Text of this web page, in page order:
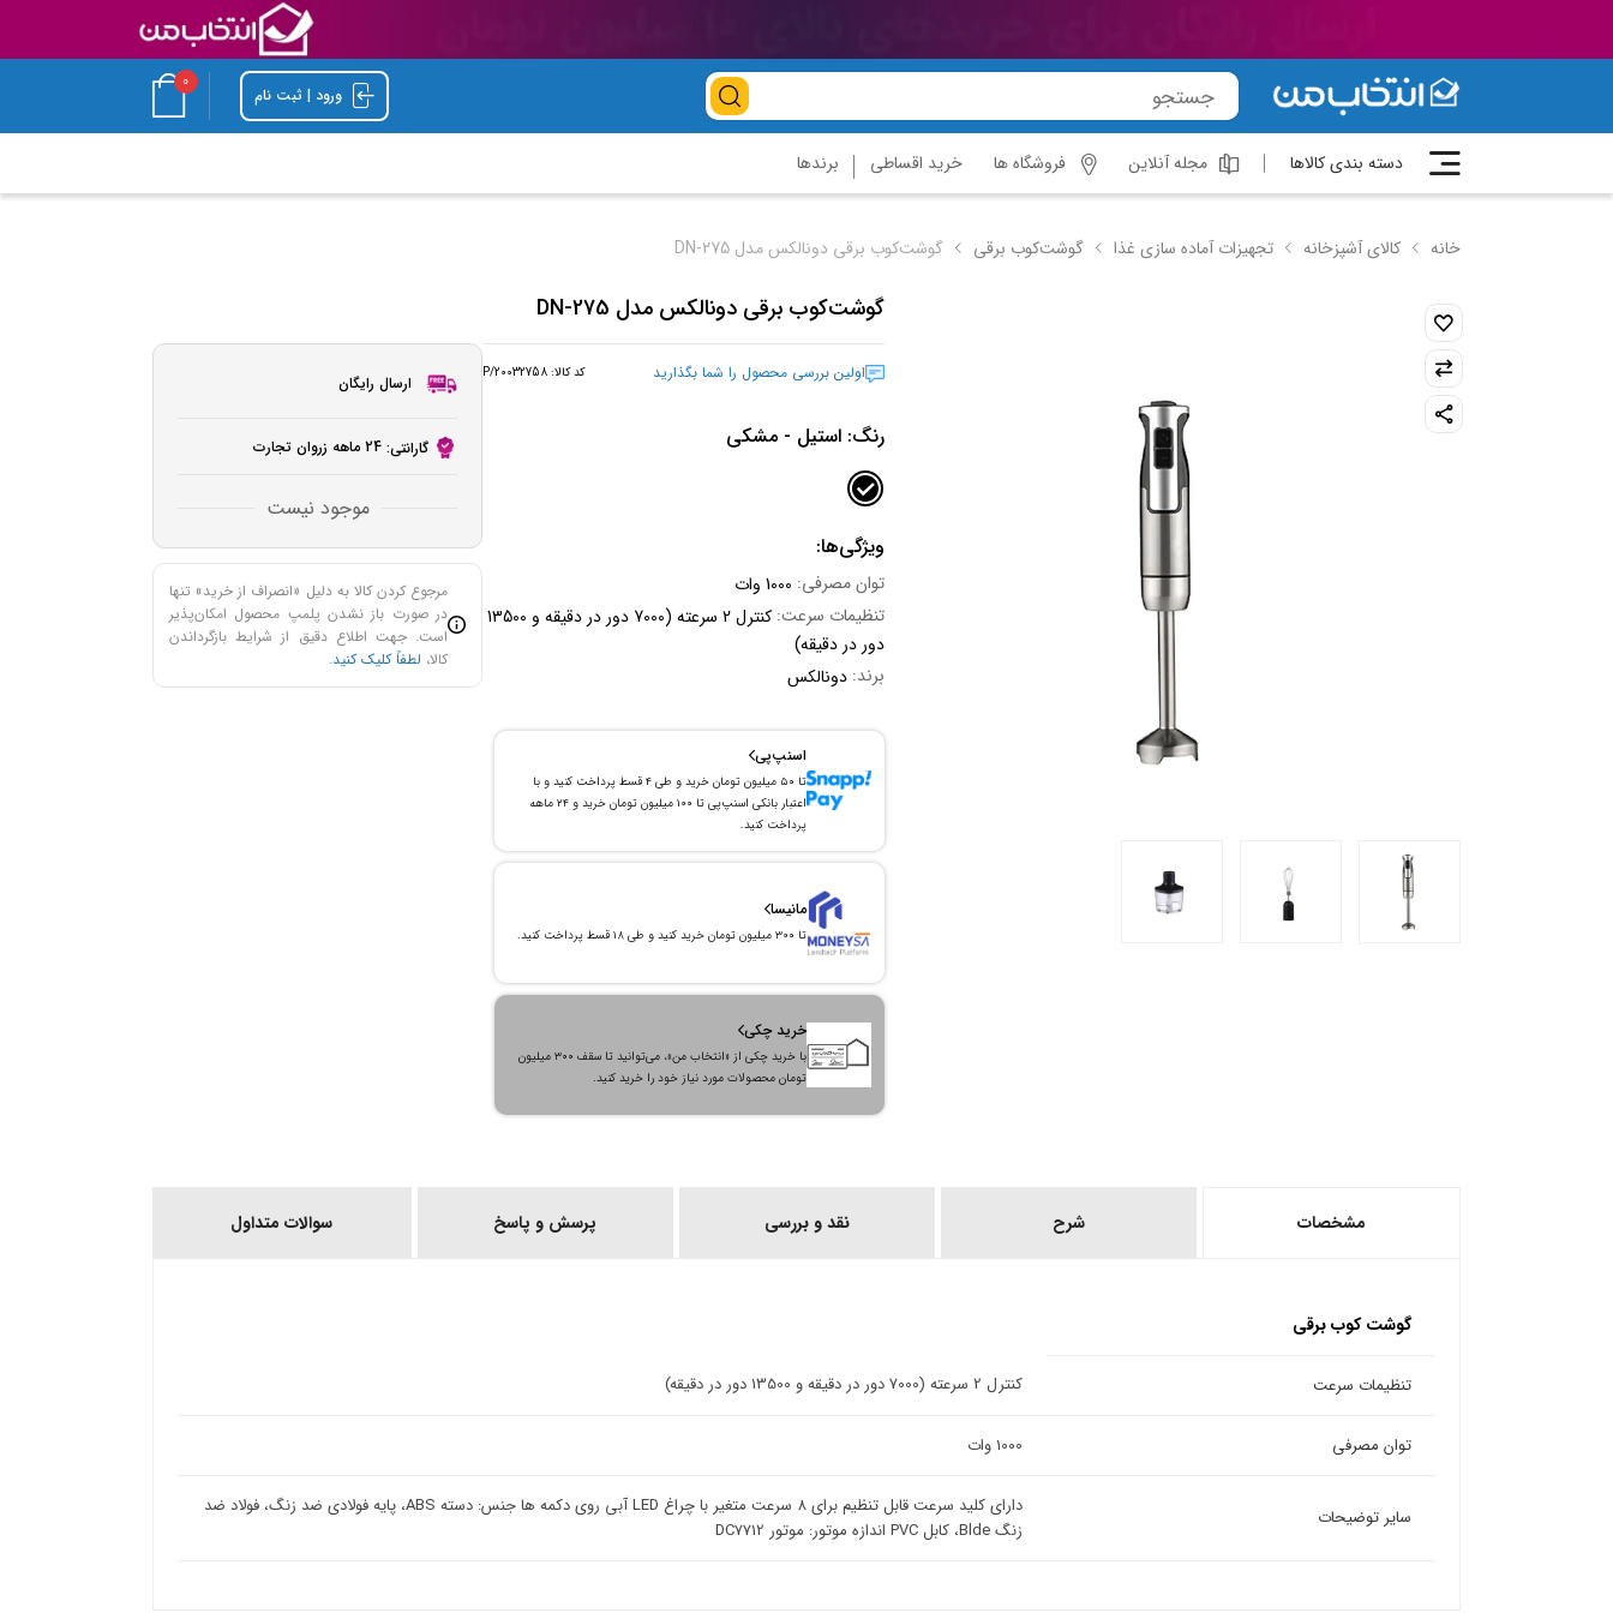
ورود | ثبت نام
0
دسته بندی کالاها مجله آنلاین فروشگاه ها خرید اقساطی برندها
خانه کالای آشپزخانه تجهیزات آماده سازی غذا گوشت‌کوب برقی گوشت‌کوب برقی دونالکس مدل DN-275
گوشت‌کوب برقی دونالکس مدل DN-275
اولین بررسی محصول را شما بگذارید کد کالا: P/20032758
رنگ: استیل - مشکی
ویژگی‌ها:
توان مصرفی: 1000 وات
تنظیمات سرعت:
کنترل 2 سرعته (7000 دور در دقیقه و 13500
دور در دقیقه)
برند: دونالکس
اسنپ‌پی
تا ۵۰ میلیون تومان خرید و طی ۴ قسط پرداخت کنید و با
اعتبار بانکی اسنپ‌پی تا ۱۰۰ میلیون تومان خرید و ۲۴ ماهه
پرداخت کنید.
مانیسا
تا ۳۰۰ میلیون تومان خرید کنید و طی ۱۸ قسط پرداخت کنید.
خرید چکی
با خرید چکی از «انتخاب من»، می‌توانید تا سقف ۳۰۰ میلیون
تومان محصولات مورد نیاز خود را خرید کنید.
ارسال رایگان
گارانتی: 24 ماهه زروان تجارت
موجود نیست
مرجوع کردن کالا به دلیل «انصراف از خرید» تنها
در صورت باز نشدن پلمپ محصول امکان‌پذیر
است. جهت اطلاع دقیق از شرایط بازگرداندن
کالا، لطفاً کلیک کنید.
مشخصات شرح نقد و بررسی پرسش و پاسخ سوالات متداول
گوشت کوب برقی
تنظیمات سرعت کنترل 2 سرعته (7000 دور در دقیقه و 13500 دور در دقیقه)
توان مصرفی 1000 وات
سایر توضیحات
دارای کلید سرعت قابل تنظیم برای 8 سرعت متغیر با چراغ LED آبی روی دکمه ها جنس: دسته ABS، پایه فولادی ضد زنگ، فولاد ضد
زنگ Blde، کابل PVC اندازه موتور: موتور DC7712